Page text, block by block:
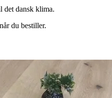
det dansk klima.
du bestiller.